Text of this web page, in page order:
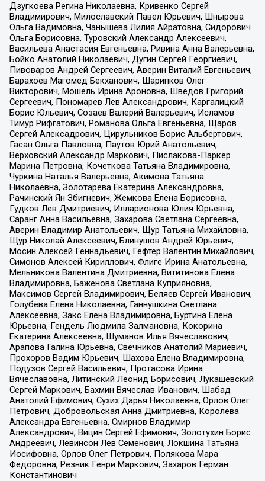
Дзугкоева Регина Николаевна, Кривенко Сергей
Владимирович, Милославский Павел Юрьевич, Шнырова
Ольга Вадимовна, Чанышева Лилия Айратовна, Сидорович
Ольга Борисовна, Туровский Александр Алексеевич,
Васильева Анастасия Евгеньевна, Ривина Анна Валерьевна,
Бойко Анатолий Николаевич, Дугин Сергей Георгиевич,
Пивоваров Андрей Сергеевич, Аверин Виталий Евгеньевич,
Барахоев Магомед Бекханович, Шарипков Олег
Викторович, Мошель Ирина Ароновна, Шведов Григорий
Сергеевич, Пономарев Лев Александрович, Каргалицкий
Борис Юльевич, Созаев Валерий Валерьевич, Исламов
Тимур Рифгатович, Романова Ольга Евгеньевна, Щаров
Сергей Алексадрович, Цирульников Борис Альбертович,
Гасан Ольга Павловна, Паутов Юрий Анатольевич,
Верховский Александр Маркович, Пислакова-Паркер
Марина Петровна, Кочеткова Татьяна Владимировна,
Чуркина Наталья Валерьевна, Акимова Татьяна
Николаевна, Золотарева Екатерина Александровна,
Рачинский Ян Збигневич, Жемкова Елена Борисовна,
Гудков Лев Дмитриевич, Илларионова Юлия Юрьевна,
Саранг Анна Васильевна, Захарова Светлана Сергеевна,
Аверин Владимир Анатольевич, Щур Татьяна Михайловна,
Щур Николай Алексеевич, Блинушов Андрей Юрьевич,
Мосин Алексей Геннадьевич, Гефтер Валентин Михайлович,
Симонов Алексей Кириллович, Флиге Ирина Анатольевна,
Мельникова Валентина Дмитриевна, Вититинова Елена
Владимировна, Баженова Светлана Куприяновна,
Максимов Сергей Владимирович, Беляев Сергей Иванович,
Голубева Елена Николаевна, Ганнушкина Светлана
Алексеевна, Закс Елена Владимировна, Буртина Елена
Юрьевна, Гендель Людмила Залмановна, Кокорина
Екатерина Алексеевна, Шуманов Илья Вячеславович,
Арапова Галина Юрьевна, Свечников Анатолий Мариевич,
Прохоров Вадим Юрьевич, Шахова Елена Владимировна,
Подузов Сергей Васильевич, Протасова Ирина
Вячеславовна, Литинский Леонид Борисович, Лукашевский
Сергей Маркович, Бахмин Вячеслав Иванович, Шабад
Анатолий Ефимович, Сухих Дарья Николаевна, Орлов Олег
Петрович, Добровольская Анна Дмитриевна, Королева
Александра Евгеньевна, Смирнов Владимир
Александрович, Вицин Сергей Ефимович, Золотухин Борис
Андреевич, Левинсон Лев Семенович, Локшина Татьяна
Иосифовна, Орлов Олег Петрович, Полякова Мара
Федоровна, Резник Генри Маркович, Захаров Герман
Константинович